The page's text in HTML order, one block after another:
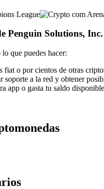
Penguin Solutions, Inc.
que puedes hacer:
fiat o por cientos de otras
a la red y obtener
app o gasta tu saldo